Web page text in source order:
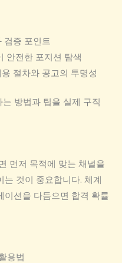
검증 포인트
안전한 포지션 탐색
절차와 공고의 투명성
방법과 팁을 실제 구직
먼저 목적에 맞는 채널을
것이 중요합니다. 체계
이션을 다듬으면 합격 확률
용법